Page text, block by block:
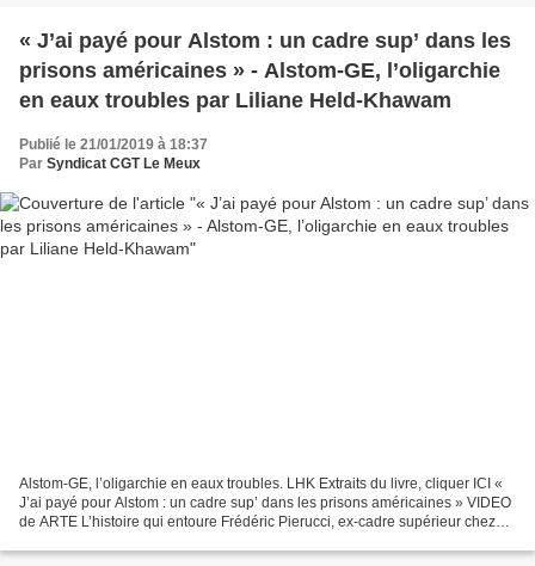
« J’ai payé pour Alstom : un cadre sup’ dans les
prisons américaines » - Alstom-GE, l’oligarchie
en eaux troubles par Liliane Held-Khawam
Publié le 21/01/2019 à 18:37
Par Syndicat CGT Le Meux
Alstom-GE, l’oligarchie en eaux troubles. LHK Extraits du livre, cliquer ICI «
J’ai payé pour Alstom : un cadre sup’ dans les prisons américaines » VIDEO
de ARTE L’histoire qui entoure Frédéric Pierucci, ex-cadre supérieur chez